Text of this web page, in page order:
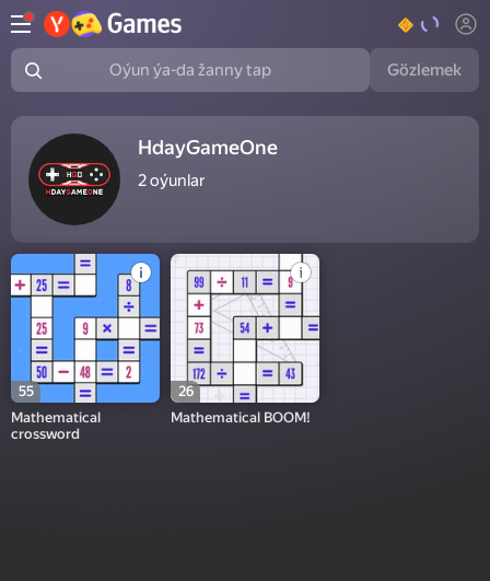
Oýun ýa-da žanny tap Gözlemek
HdayGameOne
2oýunlar
55
Mathematical
crossword
26
Mathematical BOOM!